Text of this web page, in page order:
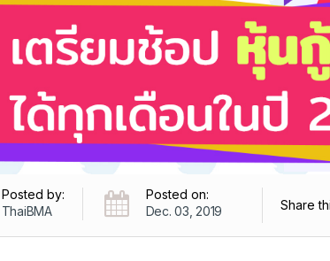
Posted by:
ThaiBMA
Posted on:
Dec. 03, 2019
Share